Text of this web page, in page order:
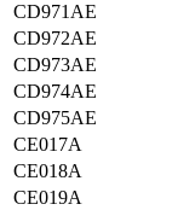
CD971AE
CD972AE
CD973AE
CD974AE
CD975AE
CE017A
CE018A
CE019A